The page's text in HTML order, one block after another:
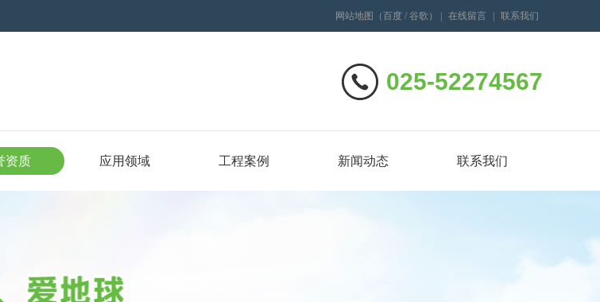
网站地图 （百度 / 谷歌 ） 在线留言 联系我们
025-52274567
资质 应用领域 工程案例 新闻动态 联系我们